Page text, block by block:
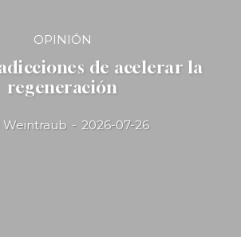
OPINIÓN
de acelerar la
regeneración
Weintraub - 2026-07-26